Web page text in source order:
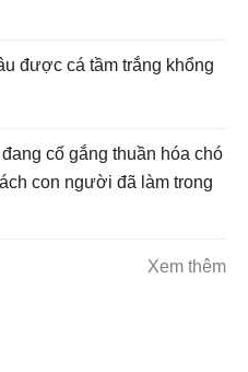
được cá tầm trắng khổng
cố gắng thuần hóa chó
con người đã làm trong
Xem thêm